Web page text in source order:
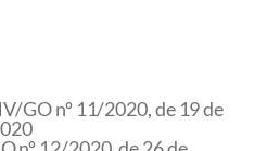
GO nº 11/2020, de 19 de